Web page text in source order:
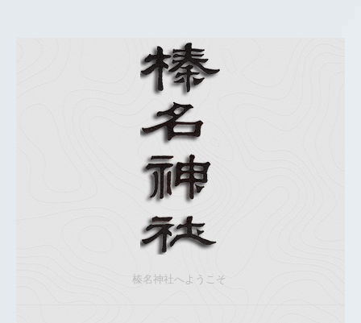
榛名神社へようこそ